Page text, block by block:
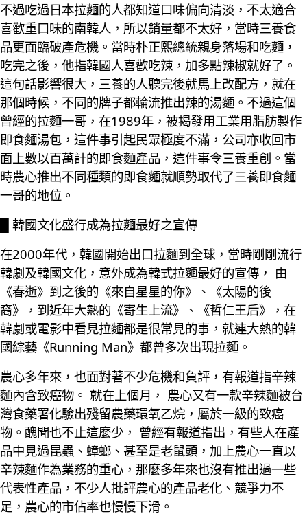
不過吃過日本拉麵的人都知道口味偏向清淡，不太適合
喜歡重口味的南韓人，所以銷量都不太好，當時三養食
品更面臨破產危機。當時朴正熙總統親身落場和吃麵，
吃完之後，他指韓國人喜歡吃辣，加多點辣椒就好了。
這句話影響很大，三養的人聽完後就馬上改配方，就在
那個時候，不同的牌子都輪流推出辣的湯麵。不過這個
曾經的拉麵一哥，在1989年，被揭發用工業用脂肪製作
即食麵湯包，這件事引起民眾極度不滿，公司亦收回市
面上數以百萬計的即食麵產品，這件事令三養重創。當
時農心推出不同種類的即食麵就順勢取代了三養即食麵
一哥的地位。
█ 韓國文化盛行成為拉麵最好之宣傳
在2000年代，韓國開始出口拉麵到全球，當時剛剛流行
韓劇及韓國文化，意外成為韓式拉麵最好的宣傳， 由
《春逝》到之後的《來自星星的你》、《太陽的後
裔》，到近年大熱的《寄生上流》、《哲仁王后》，在
韓劇或電影中看見拉麵都是很常見的事，就連大熱的韓
國綜藝《Running Man》都曾多次出現拉麵。
農心多年來，也面對著不少危機和負評，有報道指辛辣
麵內含致癌物。 就在上個月， 農心又有一款辛辣麵被台
灣食藥署化驗出殘留農藥環氧乙烷，屬於一級的致癌
物。醜聞也不止這麼少， 曾經有報道指出，有些人在產
品中見過昆蟲、蟑螂、甚至是老鼠頭，加上農心一直以
辛辣麵作為業務的重心，那麼多年來也沒有推出過一些
代表性產品，不少人批評農心的產品老化、競爭力不
足，農心的市佔率也慢慢下滑。